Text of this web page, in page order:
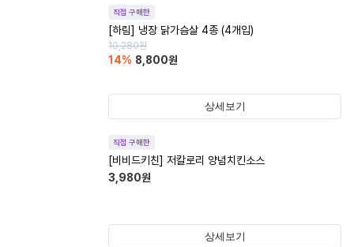
직접 구매한
[하림] 냉장 닭가슴살 4종 (4개입)
10,280원
14% 8,800원
상세보기
직접 구매한
[비비드키친] 저칼로리 양념치킨소스
3,980원
상세보기